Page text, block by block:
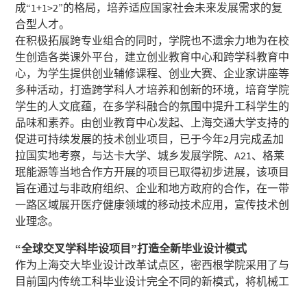
成“1+1>2”的格局，培养适应国家社会未来发展需求的复
合型人才。
在积极拓展跨专业组合的同时，学院也不遗余力地为在校
生创造各类课外平台，建立创业教育中心和跨学科教育中
心，为学生提供创业辅修课程、创业大赛、企业家讲座等
多种活动，打造跨学科人才培养和创新的环境，培育学院
学生的人文底蕴，在多学科融合的氛围中提升工科学生的
品味和素养。由创业教育中心发起、上海交通大学支持的
促进可持续发展的技术创业项目，已于今年2月完成孟加
拉国实地考察，与达卡大学、城乡发展学院、A21、格莱
珉能源等当地合作方开展的项目已取得初步进展，该项目
旨在通过与非政府组织、企业和地方政府的合作，在一带
一路区域展开医疗健康领域的移动技术应用，宣传技术创
业理念。
“全球交叉学科毕设项目”打造全新毕业设计模式
作为上海交大毕业设计改革试点区，密西根学院采用了与
目前国内传统工科毕业设计完全不同的新模式，将机械工